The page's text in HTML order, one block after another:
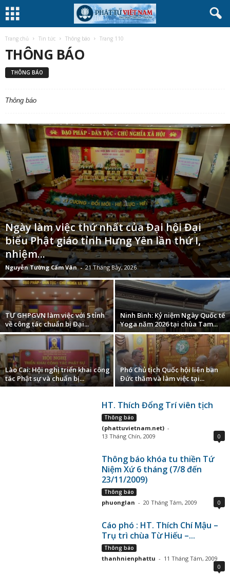
Trang chủ Tin tức Thông báo Trang 110
THÔNG BÁO
THÔNG BÁO
Thông báo
Ngày làm việc thứ nhất của Đại hội Đại
biểu Phật giáo tỉnh Hưng Yên lần thứ I,
nhiệm...
Nguyễn Tường Cẩm Vân - 21 Tháng Bảy, 2026
TƯ GHPGVN làm việc với 5 tỉnh
về công tác chuẩn bị Đại...
Ninh Bình: Kỷ niệm Ngày Quốc tế
Yoga năm 2026 tại chùa Tam...
Lào Cai: Hội nghị triển khai công
tác Phật sự và chuẩn bị...
Phó Chủ tịch Quốc hội liên ban
Đức thăm và làm việc tại...
HT. Thích Đổng Trí viên tịch
Thông báo
(phattuvietnam.net) -
13 Tháng Chín, 2009
0
Thông báo khóa tu thiền Tứ
Niệm Xứ 6 tháng (7/8 đến
23/11/2009)
Thông báo
phuonglan - 20 Tháng Tám, 2009 0
Cáo phó : HT. Thích Chí Mậu –
Trụ trì chùa Từ Hiếu –...
Thông báo
thanhnienphattu - 11 Tháng Tám, 2009
0